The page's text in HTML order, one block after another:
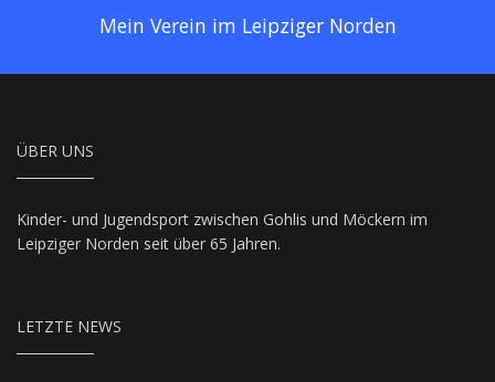
Mein Verein im Leipziger Norden
ÜBER UNS
Kinder- und Jugendsport zwischen Gohlis und Möckern im
Leipziger Norden seit über 65 Jahren.
LETZTE NEWS